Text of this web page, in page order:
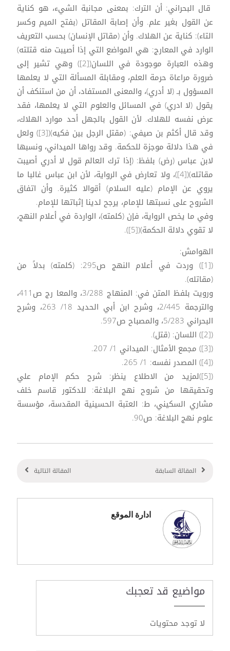
قال البحراني: أن الترك: بمعنى مجانبة الشيء، هو كناية
عن القول بغير علم. وأن إصابة المقاتل (بفتح الميم وكسر
التاء): كناية عن الهلاك. وأن (مقاتل الإنسان) بحسب التعريف
الوارد في المعارج: هي المواضع التي إذا أصيبت منه قتلته)
وهذه العبارة موجودة في اللسان([2]) وهي تشير إلى
ضرورة مراعاة حرمة العلم، ومقابلة المسألة التي لا يعلمها
المسؤول بـ (لا أدري)، والمعنى المستفاد، أن من استنكف أن
يقول (لا ادري) في المسائل والعلوم التي لا يعلمها، فقد
عرض نفسه للهلاك. لأن القول بالجهل أحد موارد الهلاك،
وقد قال أكثم بن صيفي: (مقتل الرجل بين فكيه)([3]) ولعل
في هذا دلالة موجزة للحكمة. وقد رواها الميداني، ونسبها
لابن عباس (رض) بلفظ: (إذا ترك العالم قول لا أدري أصيبت
مقاتله)([4])، ولا تعارض في الرواية، لأن ابن عباس غالبا ما
يروي عن الإمام (عليه السلام) أقوالا كثيرة. وأن اتفاق
الشروح على نسبتها للإمام، يرجح لدينا إثباتها للإمام.
وفي ما يخص الرواية، فإن (كلمته)، الواردة في أعلام النهج،
لا تقوي دلالة الحكمة)([5]).
الهوامش:
([1]) وردت في أعلام النهج ص295: (كلمته) بدلاً من
(مقاتله).
ورويت بلفظ المتن في: المنهاج 3/288، والمعا رج ص411،
والترجمة 2/445، وشرح ابن أبي الحديد 18/ 263، وشرح
البحراني 5/283، والمصباح ص597.
([2]) اللسان: (قتل).
([3]) مجمع الأمثال: الميداني 1/ 207.
([4]) المصدر نفسه: 1/ 265.
([5])لمزيد من الاطلاع ينظر: شرح حكم الإمام علي
وتحقيقها من شروح نهج البلاغة: للدكتور قاسم خلف
مشاري السكيني، ط: العتبة الحسينية المقدسة، مؤسسة
علوم نهج البلاغة: ص90.
المقالة السابقة المقالة التالية
ادارة الموقع
مواضيع قد تعجبك
لا توجد محتويات